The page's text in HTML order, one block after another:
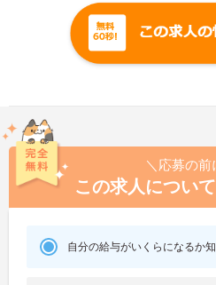
＼応募の
この求人につい
自分の給与がいくらになるか